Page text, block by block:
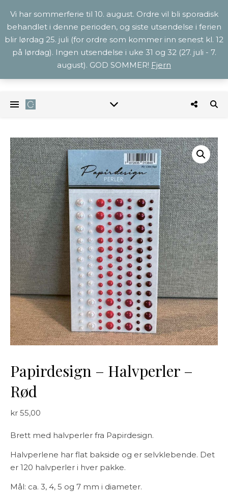
Papirdesign – Halvperler –
Rød
kr 55,00
Brett med halvperler fra Papirdesign.
Halvperlene har flat bakside og er selvklebende. Det
er 120 halvperler i hver pakke.
Mål: ca. 3, 4, 5 og 7 mm i diameter.
Vi har sommerferie til 10. august. Ordre vil bli sporadisk
behandlet i denne perioden, og siste utsendelse i ferien
blir lørdag 25. juli (for ordre som kommer inn senest kl. 12
på lørdag). Ingen utsendelse i uke 31 og 32 (27. juli - 7.
august). GOD SOMMER! Fjern